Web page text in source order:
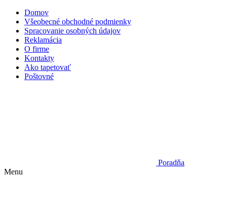
Domov
Všeobecné obchodné podmienky
Spracovanie osobných údajov
Reklamácia
O firme
Kontakty
Ako tapetovať
Poštovné
Poradňa
Menu